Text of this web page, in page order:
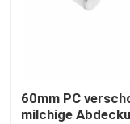
Angebrachtes
Profil der
60mm PC
milchige